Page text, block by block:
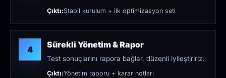
Çıktı:Stabil kurulum + ilk optimizasyon seti
4 Sürekli Yönetim & Rapor
Test sonuçlarını rapora bağlar, düzenli iyileştiririz.
Çıktı:Yönetim raporu + karar notları